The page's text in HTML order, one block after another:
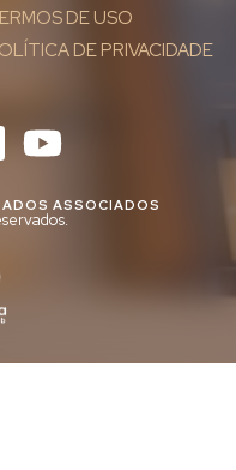
DE USO
DE PRIVACIDADE
ASSOCIADOS